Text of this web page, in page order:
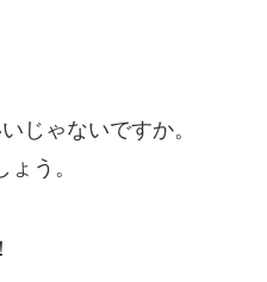
じゃないですか。
う。